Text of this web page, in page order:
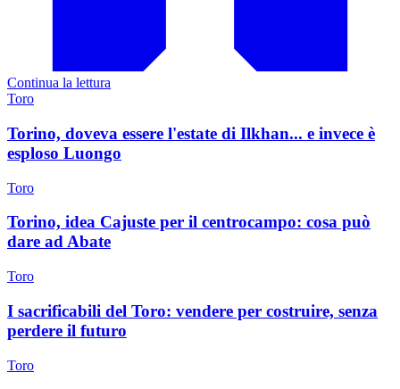
Continua la lettura
Toro
Torino, doveva essere l'estate di Ilkhan... e invece è
esploso Luongo
Toro
Torino, idea Cajuste per il centrocampo: cosa può
dare ad Abate
Toro
I sacrificabili del Toro: vendere per costruire, senza
perdere il futuro
Toro